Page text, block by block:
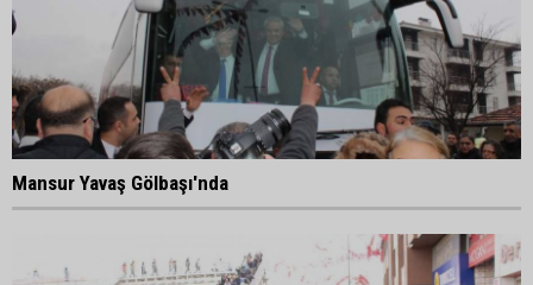
Mansur Yavaş Gölbaşı'nda